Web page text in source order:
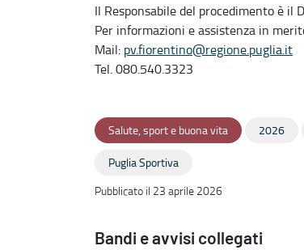
Il Responsabile del procedimento è il
Per informazioni e assistenza in
Mail: pv.fiorentino@regione.puglia.it
Tel. 080.540.3323
Salute, sport e buona vita 2026
Puglia Sportiva
Pubblicato il 23 aprile 2026
Bandi e avvisi collegati